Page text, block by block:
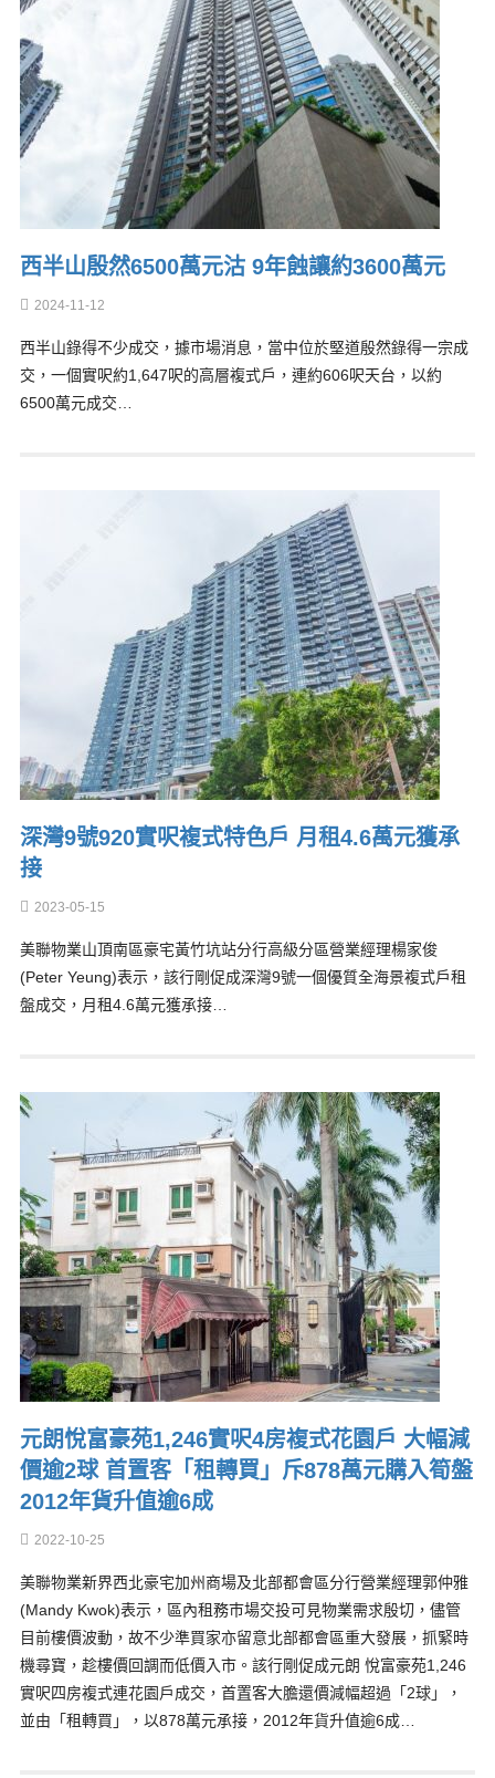
西半山殷然6500萬元沽 9年蝕讓約3600萬元
2024-11-12
西半山錄得不少成交，據市場消息，當中位於堅道殷然錄得一宗成
交，一個實呎約1,647呎的高層複式戶，連約606呎天台，以約
6500萬元成交…
深灣9號920實呎複式特色戶 月租4.6萬元獲承
接
2023-05-15
美聯物業山頂南區豪宅黃竹坑站分行高級分區營業經理楊家俊
(Peter Yeung)表示，該行剛促成深灣9號一個優質全海景複式戶租
盤成交，月租4.6萬元獲承接…
元朗悅富豪苑1,246實呎4房複式花園戶 大幅減
價逾2球 首置客「租轉買」斥878萬元購入筍盤
2012年貨升值逾6成
2022-10-25
美聯物業新界西北豪宅加州商場及北部都會區分行營業經理郭仲雅
(Mandy Kwok)表示，區內租務巿場交投可見物業需求殷切，儘管
目前樓價波動，故不少準買家亦留意北部都會區重大發展，抓緊時
機尋寶，趁樓價回調而低價入市。該行剛促成元朗 悅富豪苑1,246
實呎四房複式連花園戶成交，首置客大膽還價減幅超過「2球」，
並由「租轉買」，以878萬元承接，2012年貨升值逾6成…